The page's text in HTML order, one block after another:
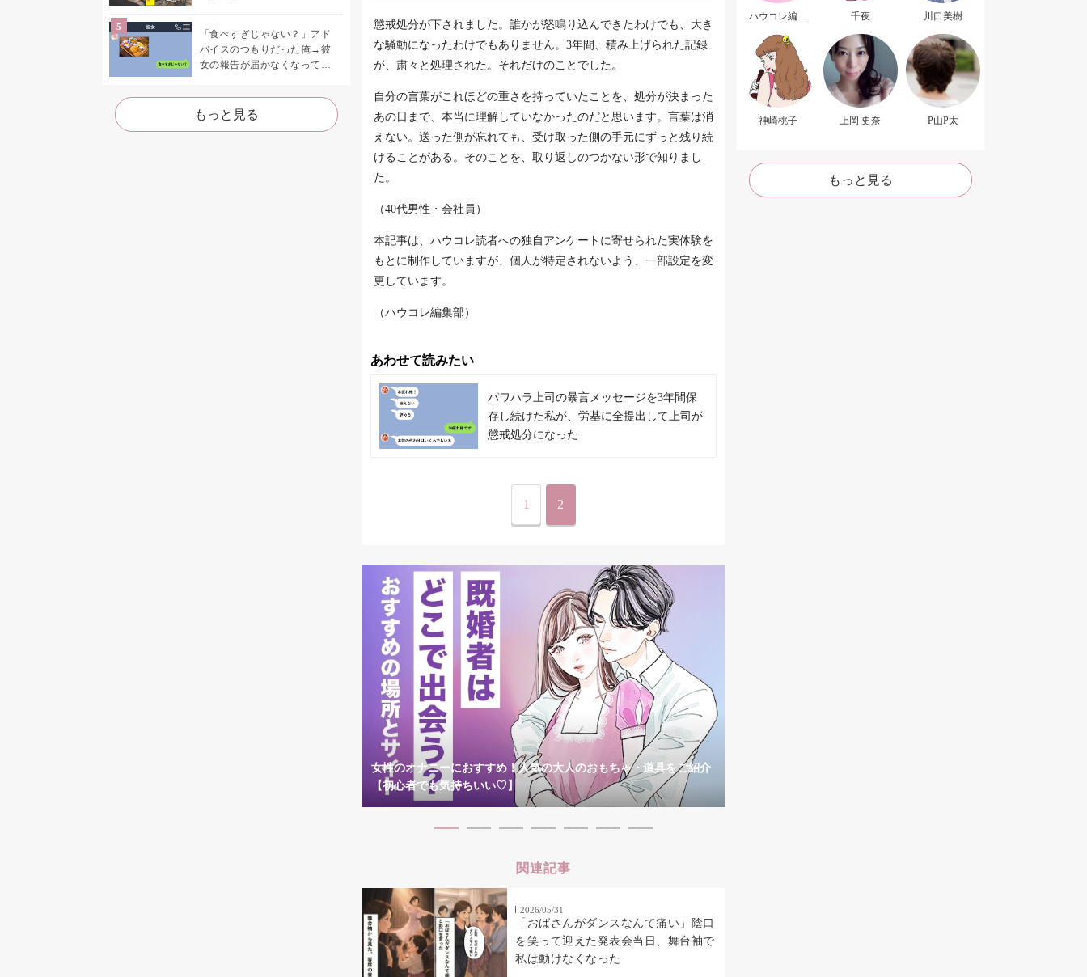
「食べすぎじゃない？」アド
バイスのつもりだった俺→彼
女の報告が届かなくなって、
た
もっと見る
懲戒処分が下されました。誰かが怒鳴り込んできたわけでも、大き
な騒動になったわけでもありません。3年間、積み上げられた記録
が、粛々と処理された。それだけのことでした。
自分の言葉がこれほどの重さを持っていたことを、処分が決まった
あの日まで、本当に理解していなかったのだと思います。言葉は消
えない。送った側が忘れても、受け取った側の手元にずっと残り続
けることがある。そのことを、取り返しのつかない形で知りまし
た。
（40代男性・会社員）
本記事は、ハウコレ読者への独自アンケートに寄せられた実体験を
もとに制作していますが、個人が特定されないよう、一部設定を変
更しています。
（ハウコレ編集部）
あわせて読みたい
パワハラ上司の暴言メッセージを3年間保
存し続けた私が、労基に全提出して上司が
懲戒処分になった
1 2
女性のオナニーにおすすめ！人気の大人のおもちゃ・道具をご紹介
【初心者でも気持ちいい♡】
関連記事
2026/05/31
「おばさんがダンスなんて痛い」陰口
を笑って迎えた発表会当日、舞台袖で
私は動けなくなった
ハウコレ編集
千夜 川口美樹
神崎桃子 上岡 史奈 P山P太
もっと見る